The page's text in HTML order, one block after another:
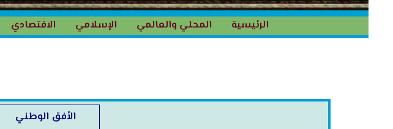
الرئيسية المحلي والعالمي الإسلامي الاقتصادي
الأفق الوطني